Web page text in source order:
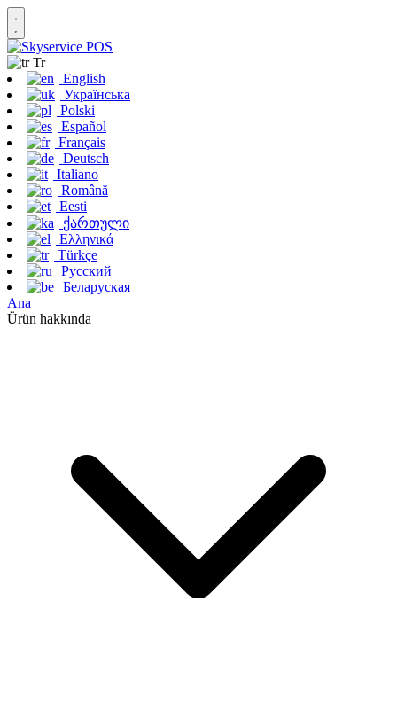
Tr
English
Українська
Polski
Español
Français
Deutsch
Italiano
Română
Eesti
ქართული
Ελληνικά
Türkçe
Русский
Беларуская
Ana
Ürün hakkında